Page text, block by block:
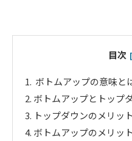
目次
1. ボトムアップの意味と
2. ボトムアップとトップ
3. トップダウンのメリッ
4. ボトムアップのメリッ